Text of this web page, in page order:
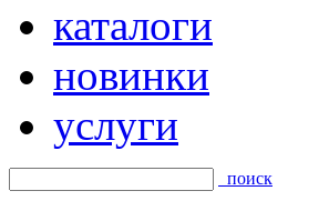
каталоги
новинки
услуги
поиск